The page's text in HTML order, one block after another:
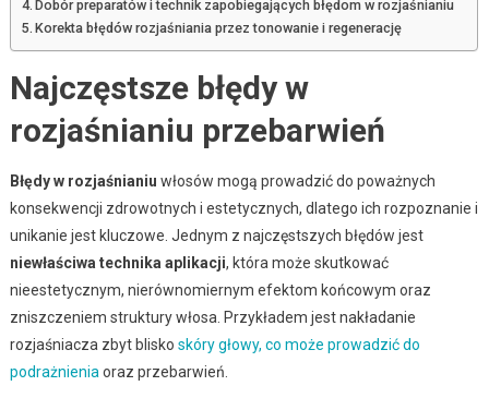
Dobór preparatów i technik zapobiegających błędom w rozjaśnianiu
Korekta błędów rozjaśniania przez tonowanie i regenerację
Najczęstsze błędy w
rozjaśnianiu przebarwień
Błędy w rozjaśnianiu włosów mogą prowadzić do poważnych
konsekwencji zdrowotnych i estetycznych, dlatego ich rozpoznanie i
unikanie jest kluczowe. Jednym z najczęstszych błędów jest
niewłaściwa technika aplikacji, która może skutkować
nieestetycznym, nierównomiernym efektom końcowym oraz
zniszczeniem struktury włosa. Przykładem jest nakładanie
rozjaśniacza zbyt blisko skóry głowy, co może prowadzić do
podrażnienia oraz przebarwień.